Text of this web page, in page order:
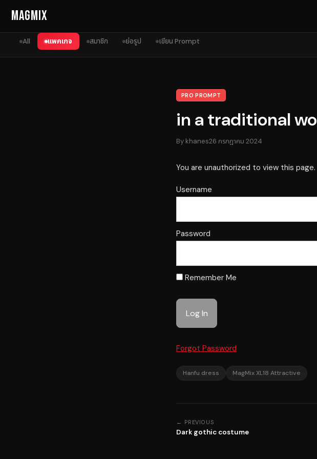
MagMix
All แพคเกจ สมาชิก ย่อรูป เขียน Prompt
PRO PROMPT
in a traditional
By khanes26 กรกฎาคม 2024
You are unauthorized to view this page.
Username
Password
Remember Me
Forgot Password
Hanfu dress MagMix XL18 Attractive
← PREVIOUS
Dark gothic costume